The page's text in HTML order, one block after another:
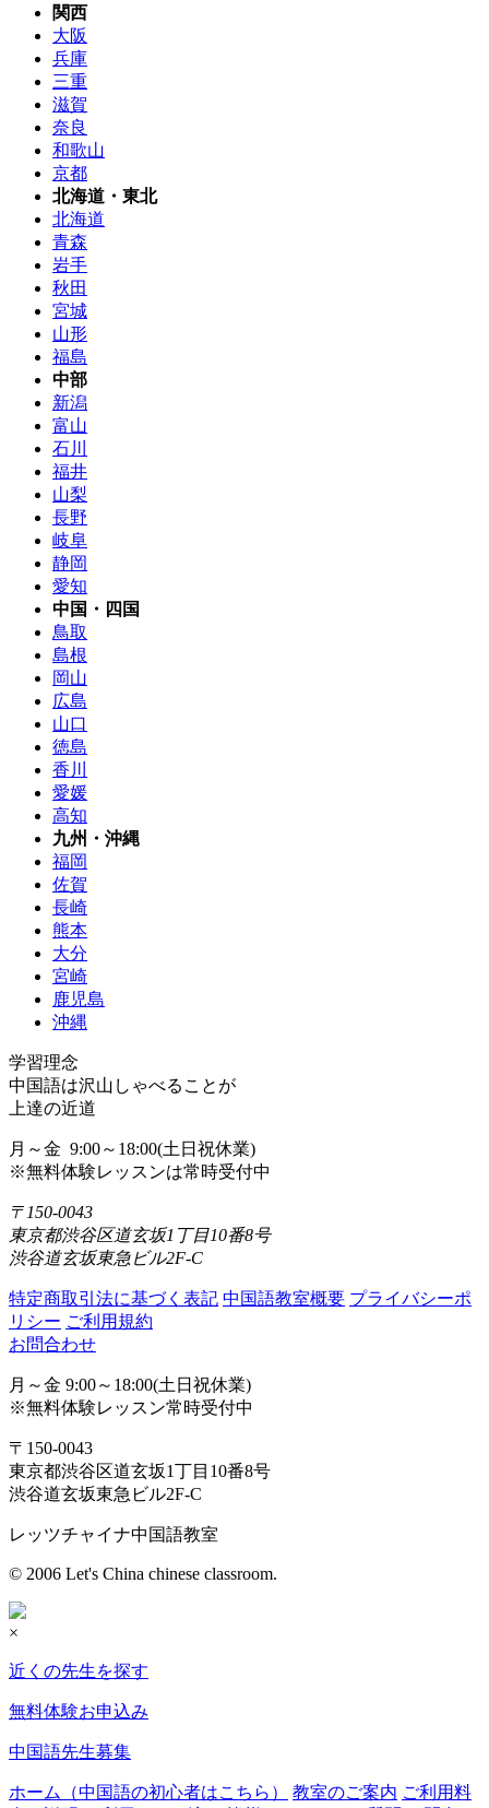
関西
大阪
兵庫
三重
滋賀
奈良
和歌山
京都
北海道・東北
北海道
青森
岩手
秋田
宮城
山形
福島
中部
新潟
富山
石川
福井
山梨
長野
岐阜
静岡
愛知
中国・四国
鳥取
島根
岡山
広島
山口
徳島
香川
愛媛
高知
九州・沖縄
福岡
佐賀
長崎
熊本
大分
宮崎
鹿児島
沖縄
学習理念
中国語は沢山しゃべることが
上達の近道
月～金 9:00～18:00(土日祝休業)
※無料体験レッスンは常時受付中
〒150-0043
東京都渋谷区道玄坂1丁目10番8号
渋谷道玄坂東急ビル2F-C
特定商取引法に基づく表記 中国語教室概要 プライバシーポ
リシー ご利用規約
お問合わせ
月～金 9:00～18:00(土日祝休業)
※無料体験レッスン常時受付中
〒150-0043
東京都渋谷区道玄坂1丁目10番8号
渋谷道玄坂東急ビル2F-C
レッツチャイナ中国語教室
© 2006 Let's China chinese classroom.
×
近くの先生を探す
無料体験お申込み
中国語先生募集
ホーム（中国語の初心者はこちら） 教室のご案内 ご利用料